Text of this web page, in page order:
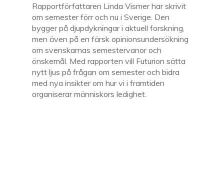
Rapportförfattaren Linda Vismer har skrivit
om semester förr och nu i Sverige. Den
bygger på djupdykningar i aktuell forskning,
men även på en färsk opinionsundersökning
om svenskarnas semestervanor och
önskemål. Med rapporten vill Futurion sätta
nytt ljus på frågan om semester och bidra
med nya insikter om hur vi i framtiden
organiserar människors ledighet.